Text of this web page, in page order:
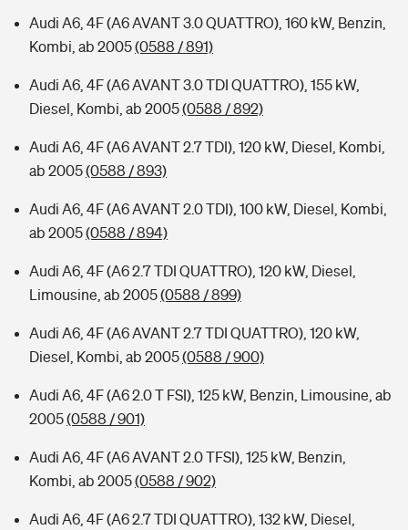
Audi A6, 4F (A6 AVANT 3.0 QUATTRO), 160 kW, Benzin,
Kombi, ab 2005(0588 / 891)
Audi A6, 4F (A6 AVANT 3.0 TDI QUATTRO), 155 kW,
Diesel, Kombi, ab 2005(0588 / 892)
Audi A6, 4F (A6 AVANT 2.7 TDI), 120 kW, Diesel, Kombi,
ab 2005(0588 / 893)
Audi A6, 4F (A6 AVANT 2.0 TDI), 100 kW, Diesel, Kombi,
ab 2005(0588 / 894)
Audi A6, 4F (A6 2.7 TDI QUATTRO), 120 kW, Diesel,
Limousine, ab 2005(0588 / 899)
Audi A6, 4F (A6 AVANT 2.7 TDI QUATTRO), 120 kW,
Diesel, Kombi, ab 2005(0588 / 900)
Audi A6, 4F (A6 2.0 T FSI), 125 kW, Benzin, Limousine, ab
2005(0588 / 901)
Audi A6, 4F (A6 AVANT 2.0 TFSI), 125 kW, Benzin,
Kombi, ab 2005(0588 / 902)
Audi A6, 4F (A6 2.7 TDI QUATTRO), 132 kW, Diesel,